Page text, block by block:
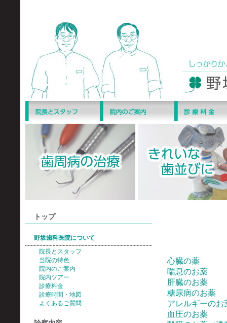
トップ
野坂歯科医院について
院長とスタッフ
当院の特色
院内のご案内
院内ツアー
診療料金
診療時間・地図
よくあるご質問
心臓の薬
喘息のお薬
肝臓のお薬
糖尿病のお薬
アレルギーのお
血圧のお薬